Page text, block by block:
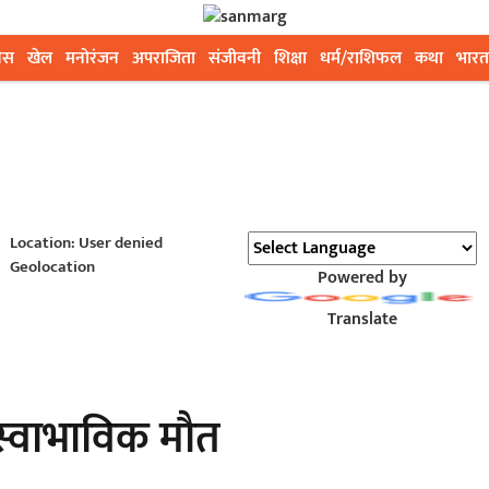
खेल मनोरंजन अपराजिता संजीवनी शिक्षा धर्म/राशिफल कथा भारत
Location: User denied
Geolocation
Powered by
Translate
मौत